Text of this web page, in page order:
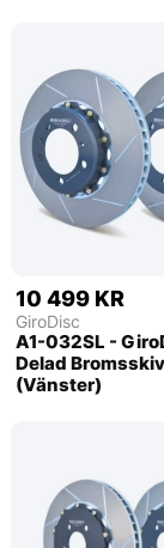
10 499 KR
GiroDisc
A1-032SL -
Delad
(Vänster)